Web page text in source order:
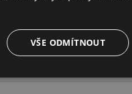
pro osoby se zdravotním
VŠE ODMÍTNOUT